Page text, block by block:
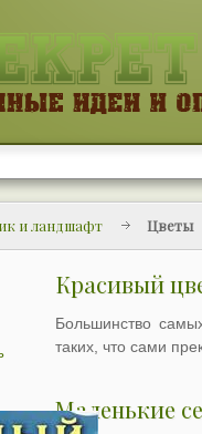
и ландшафт Цветы
Красивый
Большинство
таких, что сами
Маленькие